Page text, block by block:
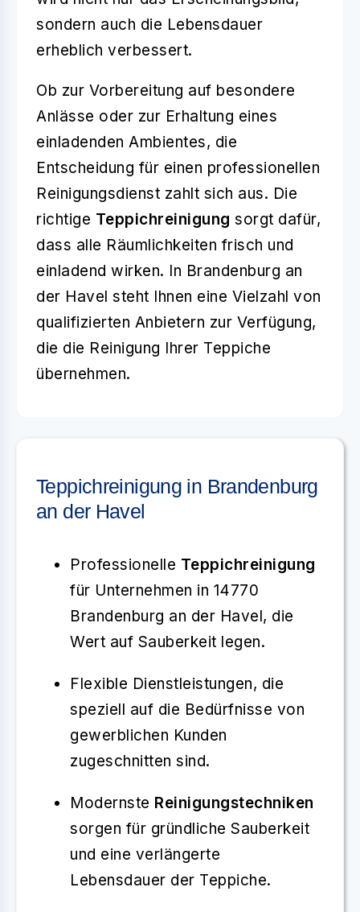
sondern auch die Lebensdauer
erheblich verbessert.
Ob zur Vorbereitung auf besondere
Anlässe oder zur Erhaltung eines
einladenden Ambientes, die
Entscheidung für einen professionellen
Reinigungsdienst zahlt sich aus. Die
richtige Teppichreinigung sorgt dafür,
dass alle Räumlichkeiten frisch und
einladend wirken. In Brandenburg an
der Havel steht Ihnen eine Vielzahl von
qualifizierten Anbietern zur Verfügung,
die die Reinigung Ihrer Teppiche
übernehmen.
Teppichreinigung in Brandenburg
an der Havel
Professionelle Teppichreinigung
für Unternehmen in 14770
Brandenburg an der Havel, die
Wert auf Sauberkeit legen.
Flexible Dienstleistungen, die
speziell auf die Bedürfnisse von
gewerblichen Kunden
zugeschnitten sind.
Modernste Reinigungstechniken
sorgen für gründliche Sauberkeit
und eine verlängerte
Lebensdauer der Teppiche.